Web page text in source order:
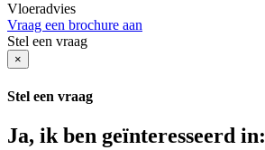
Vloeradvies
Vraag een brochure aan
Stel een vraag
×
Stel een vraag
Ja, ik ben geïnteresseerd in: